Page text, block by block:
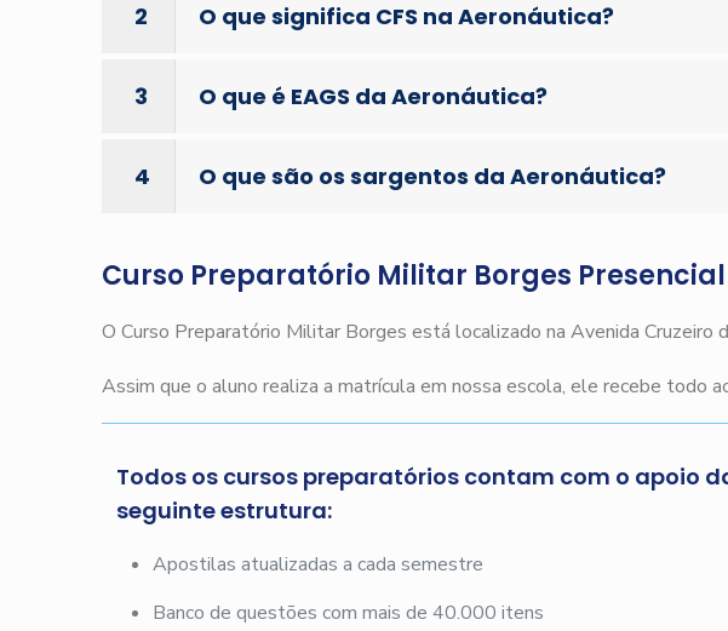
2 O que significa CFS na Aeronáutica?
3 O que é EAGS da Aeronáutica?
4 O que são os sargentos da Aeronáutica?
Curso Preparatório Militar Borges Presencial
O Curso Preparatório Militar Borges está localizado na Avenida
Assim que o aluno realiza a matrícula em nossa escola, ele recebe todo
Todos os cursos preparatórios contam com o apoio
seguinte estrutura:
Apostilas atualizadas a cada semestre
Banco de questões com mais de 40.000 itens